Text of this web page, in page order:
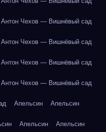
Антон Чехов — Вишнёвый сад
Антон Чехов — Вишнёвый сад
Антон Чехов — Вишнёвый сад
Антон Чехов — Вишнёвый сад
Апельсин Апельсин
Апельсин Апельсин